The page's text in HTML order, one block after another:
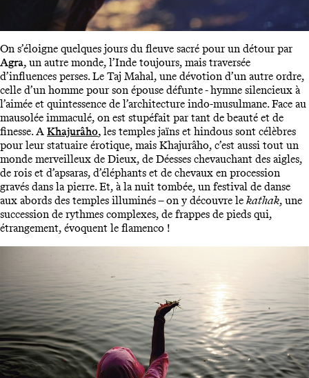
On s’éloigne quelques jours du fleuve sacré pour un détour par
Agra, un autre monde, l’Inde toujours, mais traversée
d’influences perses. Le Taj Mahal, une dévotion d’un autre ordre,
celle d’un homme pour son épouse défunte - hymne silencieux à
l’aimée et quintessence de l’architecture indo-musulmane. Face au
mausolée immaculé, on est stupéfait par tant de beauté et de
finesse. A Khajurâho, les temples jaïns et hindous sont célèbres
pour leur statuaire érotique, mais Khajurâho, c’est aussi tout un
monde merveilleux de Dieux, de Déesses chevauchant des aigles,
de rois et d’apsaras, d’éléphants et de chevaux en procession
gravés dans la pierre. Et, à la nuit tombée, un festival de danse
aux abords des temples illuminés – on y découvre le kathak, une
succession de rythmes complexes, de frappes de pieds qui,
étrangement, évoquent le flamenco !